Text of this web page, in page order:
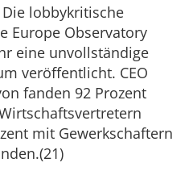
lobbykritische
Europe Observatory
eine unvollständige
veröffentlicht. CEO
fanden 92 Prozent
mit Gewerkschaftern